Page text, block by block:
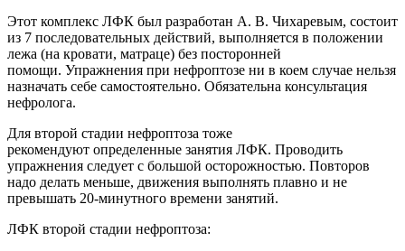
Этот комплекс ЛФК был разработан А. В. Чихаревым, состоит
из 7 последовательных действий, выполняется в положении
лежа (на кровати, матраце) без посторонней
помощи. Упражнения при нефроптозе ни в коем случае нельзя
назначать себе самостоятельно. Обязательна консультация
нефролога.
Для второй стадии нефроптоза тоже
рекомендуют определенные занятия ЛФК. Проводить
упражнения следует с большой осторожностью. Повторов
надо делать меньше, движения выполнять плавно и не
превышать 20-минутного времени занятий.
ЛФК второй стадии нефроптоза: